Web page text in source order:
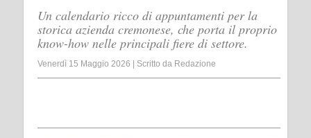
Un calendario ricco di appuntamenti per la
storica azienda cremonese, che porta il proprio
know-how nelle principali fiere di settore.
Venerdì 15 Maggio 2026 Scritto da Redazione